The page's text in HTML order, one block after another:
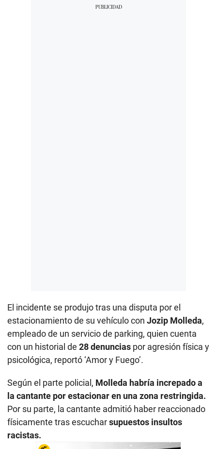
El incidente se produjo tras una disputa por el
estacionamiento de su vehículo con Jozip Molleda,
empleado de un servicio de parking, quien cuenta
con un historial de 28 denuncias por agresión física y
psicológica, reportó ‘Amor y Fuego’.
Según el parte policial, Molleda habría increpado a
la cantante por estacionar en una zona restringida.
Por su parte, la cantante admitió haber reaccionado
físicamente tras escucharsupuestos insultos
racistas.